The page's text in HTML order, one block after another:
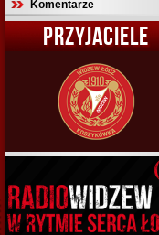
Komentarze
PRZYJACIELE